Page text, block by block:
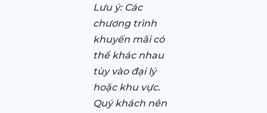
Lưu ý: Các
chương trình
khuyến mãi có
thể khác nhau
tùy vào đại lý
hoặc khu vực.
Quý khách nên